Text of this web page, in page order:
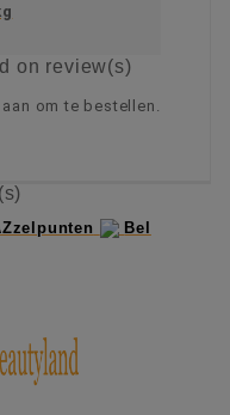
on review(s)
aan om te bestellen.
Bel